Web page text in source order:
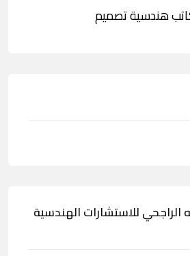
هندسية تصميم
الراجحي للاستشارات الهندسية